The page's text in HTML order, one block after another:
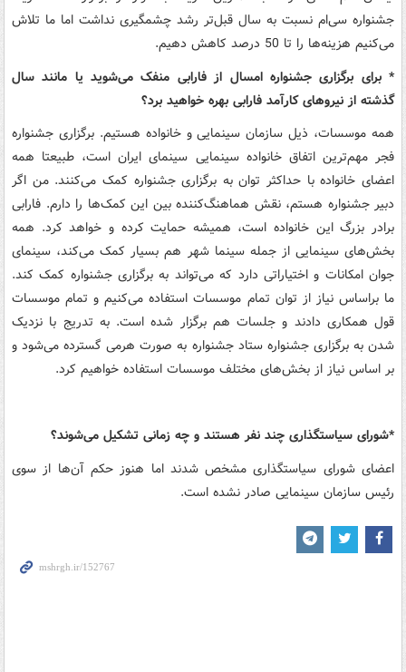
جشنواره سی‌ام نسبت به سال قبل‌تر رشد چشمگیری نداشت اما ما تلاش
می‌کنیم هزینه‌ها را تا 50 درصد کاهش دهیم.
* برای برگزاری جشنواره امسال از فارابی منفک می‌شوید یا مانند سال
گذشته از نیروهای کارآمد فارابی بهره خواهید برد؟
همه موسسات، ذیل سازمان سینمایی و خانواده هستیم. برگزاری جشنواره
فجر مهم‌ترین اتفاق خانواده سینمایی سینمای ایران است، طبیعتا همه
اعضای خانواده با حداکثر توان به برگزاری جشنواره کمک می‌کنند‌. من اگر
دبیر جشنواره هستم، نقش هماهنگ‌کننده بین این کمک‌ها را دارم. فارابی
برادر بزرگ این خانواده است، همیشه حمایت کرده و خواهد کرد. همه
بخش‌های سینمایی از جمله سینما شهر هم بسیار کمک می‌کند، سینمای
جوان امکانات و اختیاراتی دارد که می‌تواند به برگزاری جشنواره کمک کند‌.
ما براساس نیاز از توان تمام موسسات استفاده می‌کنیم و تمام موسسات
قول همکاری دادند و جلسات هم برگزار شده است. به تدریج با نزدیک
شدن به برگزاری جشنواره ستاد جشنواره به صورت هرمی گسترده می‌شود و
بر اساس نیاز از بخش‌های مختلف موسسات استفاده خواهیم کرد.
*شورای سیاستگذاری چند نفر هستند و چه زمانی تشکیل می‌شوند؟
اعضای شورای سیاستگذاری مشخص شدند اما هنوز حکم آن‌ها از سوی
رئیس سازمان سینمایی صادر نشده است.